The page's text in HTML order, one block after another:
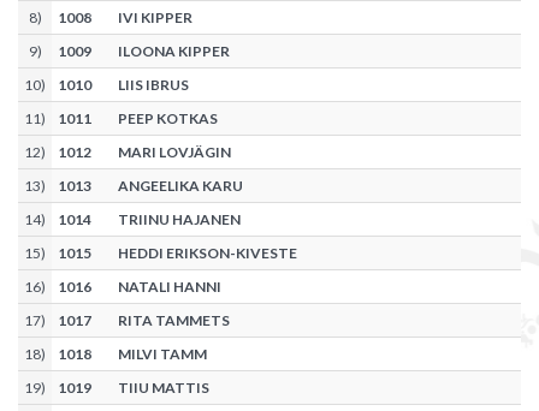
8) 1008
IVI KIPPER
9) 1009
ILOONA KIPPER
10) 1010
LIIS IBRUS
11) 1011
PEEP KOTKAS
12) 1012
MARI LOVJÄGIN
13) 1013
ANGEELIKA KARU
14) 1014
TRIINU HAJANEN
15) 1015
HEDDI ERIKSON-KIVESTE
16) 1016
NATALI HANNI
17) 1017
RITA TAMMETS
18) 1018
MILVI TAMM
19) 1019
TIIU MATTIS